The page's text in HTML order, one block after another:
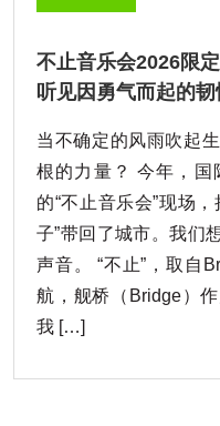
不止音乐会2026限
听见因勇气而起的
当不确定的风雨吹起
根的力量？ 今年，国
的“不止音乐会”现场
子”带回了城市。我们
声音。 “不止”，取自
航，舰桥（Bridge）
我 […]